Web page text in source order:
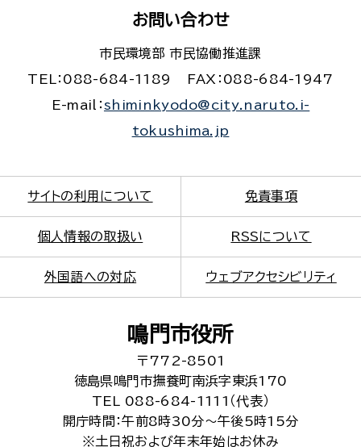
お問い合わせ
市民環境部 市民協働推進課
TEL：088-684-1189
FAX：088-684-1947
E-mail： shiminkyodo@city.naruto.i-
tokushima.jp
サイトの利用について 免責事項
個人情報の取扱い RSSについて
外国語への対応 ウェブアクセシビリティ
鳴門市役所
〒772-8501
徳島県鳴門市撫養町南浜字東浜170
TEL 088-684-1111（代表）
開庁時間：午前8時30分～午後5時15分
※土日祝および年末年始はお休み